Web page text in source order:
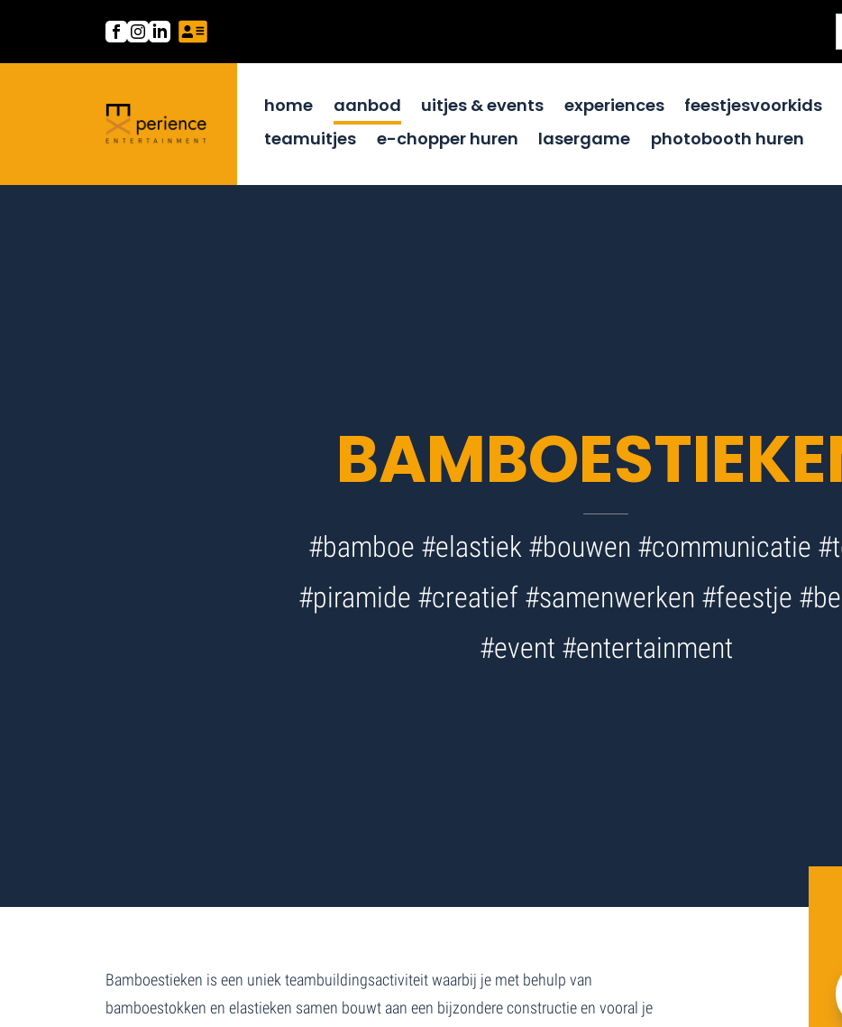
home aanbod uitjes & events experiences
feestjesvoorkids
teamuitjes
e-chopper huren lasergame photobooth huren
#bamboe #elastiek #bouwen #communicatie
#piramide #creatief #samenwerken #feestje
#event #entertainment
Bamboestieken is een uniek teambuildingsactiviteit waarbij je met behulp van
bamboestokken en elastieken samen bouwt aan een bijzondere constructie en vooral je